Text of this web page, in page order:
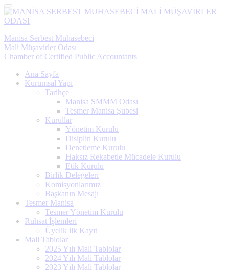
Menü
Manisa Serbest Muhasebeci
Mali Müşavirler Odası
Chamber of Certified Public Accountants
Ana Sayfa
Kurumsal Yapı
Tarihçe
Manisa SMMM Odası
Tesmer Manisa Şubesi
Kurullar
Yönetim Kurulu
Disiplin Kurulu
Denetleme Kurulu
Haksız Rekabetle Mücadele Kurulu
Etik Kurulu
Birlik Delegeleri
Komisyonlarımız
Başkanın Mesajı
Tesmer Manisa
Tesmer Yönetim Kurulu
Ruhsat İşlemleri
Üyelik ilk Kayıt
Mali Tablolar
2025 Yılı Mali Tablolar
2024 Yılı Mali Tablolar
2023 Yılı Mali Tablolar